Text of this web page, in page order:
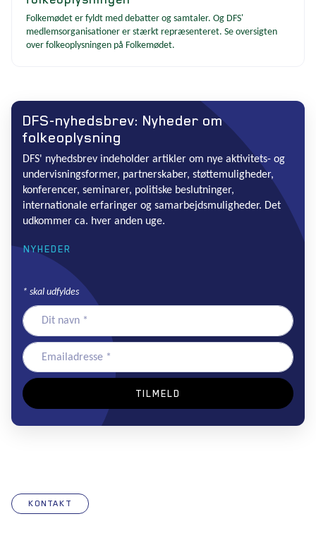
Folkemødet er fyldt med debatter og samtaler. Og DFS'
medlemsorganisationer er stærkt repræsenteret. Se oversigten
over folkeoplysningen på Folkemødet.
DFS-nyhedsbrev: Nyheder om
folkeoplysning
DFS' nyhedsbrev indeholder artikler om nye aktivitets- og
undervisningsformer, partnerskaber, støttemuligheder,
konferencer, seminarer, politiske beslutninger,
internationale erfaringer og samarbejdsmuligheder. Det
udkommer ca. hver anden uge.
NYHEDER
* skal udfyldes
KONTAKT